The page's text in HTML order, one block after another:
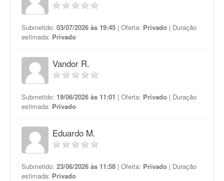
Submetido: 03/07/2026 às 19:45 | Oferta: Privado | Duração
estimada: Privado
Vandor R.
Submetido: 19/06/2026 às 11:01 | Oferta: Privado | Duração
estimada: Privado
Eduardo M.
Submetido: 23/06/2026 às 11:58 | Oferta: Privado | Duração
estimada: Privado